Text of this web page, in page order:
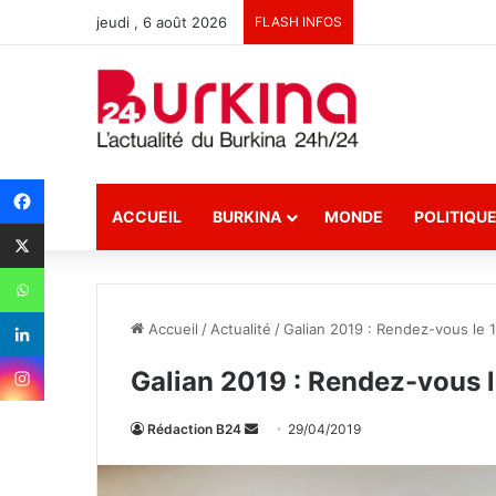
jeudi , 6 août 2026 FLASH INFOS
ACCUEIL BURKINA MONDE POLITIQUE
Accueil / Actualité /Galian 2019 : Rendez-vous le
Galian 2019 : Rendez-vous
Rédaction B24 29/04/2019